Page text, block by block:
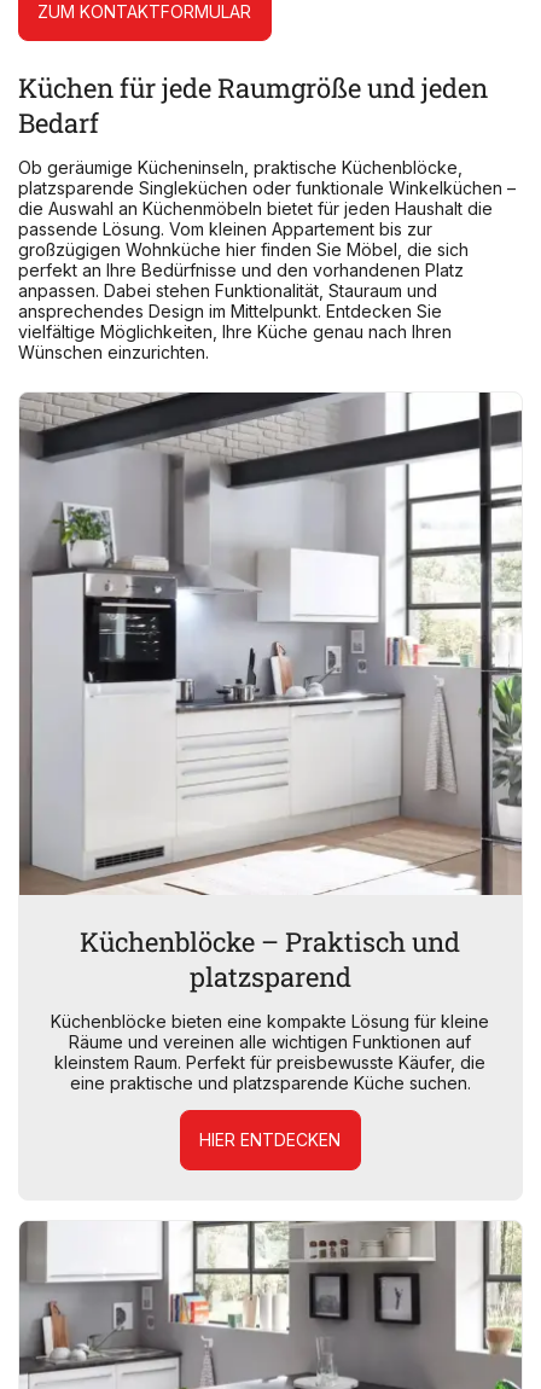
ZUM KONTAKTFORMULAR
Küchen für jede Raumgröße und jeden
Bedarf
Ob geräumige Kücheninseln, praktische Küchenblöcke,
platzsparende Singleküchen oder funktionale Winkelküchen –
die Auswahl an Küchenmöbeln bietet für jeden Haushalt die
passende Lösung. Vom kleinen Appartement bis zur
großzügigen Wohnküche hier finden Sie Möbel, die sich
perfekt an Ihre Bedürfnisse und den vorhandenen Platz
anpassen. Dabei stehen Funktionalität, Stauraum und
ansprechendes Design im Mittelpunkt. Entdecken Sie
vielfältige Möglichkeiten, Ihre Küche genau nach Ihren
Wünschen einzurichten.
Küchenblöcke – Praktisch und
platzsparend
Küchenblöcke bieten eine kompakte Lösung für kleine
Räume und vereinen alle wichtigen Funktionen auf
kleinstem Raum. Perfekt für preisbewusste Käufer, die
eine praktische und platzsparende Küche suchen.
HIER ENTDECKEN